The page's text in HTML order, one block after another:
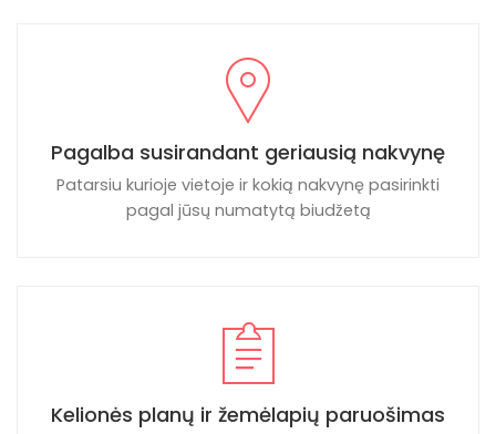
Pagalba susirandant geriausią nakvynę
Patarsiu kurioje vietoje ir kokią nakvynę pasirinkti
pagal jūsų numatytą biudžetą
Kelionės planų ir žemėlapių paruošimas